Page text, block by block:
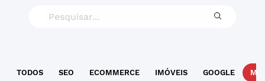
TODOS SEO ECOMMERCE IMÓVEIS GOOGLE